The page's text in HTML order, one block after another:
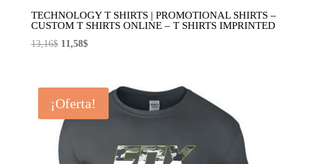
TECHNOLOGY T SHIRTS | PROMOTIONAL SHIRTS –
CUSTOM T SHIRTS ONLINE – T SHIRTS IMPRINTED
13,16$ El
era:
13,16$.
11,58$El
es:
11,58$.
¡Oferta!